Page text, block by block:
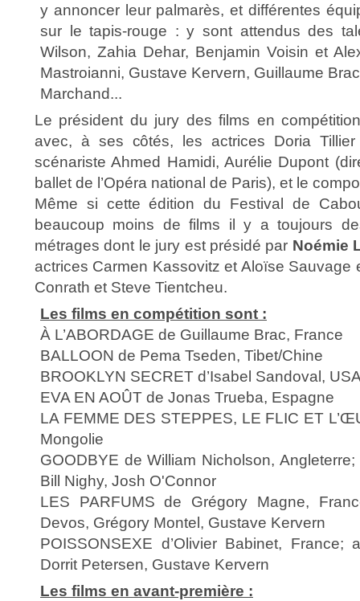
y annoncer leur palmarès, et différentes
sur le tapis-rouge : y sont attendus des
Wilson, Zahia Dehar, Benjamin Voisin et
Mastroianni, Gustave Kervern, Guillaume
Marchand...
Le président du jury des films en
avec, à ses côtés, les actrices Doria
scénariste Ahmed Hamidi, Aurélie Dupont
ballet de l’Opéra national de Paris), et le
Même si cette édition du Festival de
beaucoup moins de films il y a toujours
métrages dont le jury est présidé par Noémie
actrices Carmen Kassovitz et Aloïse Sauvage
Conrath et Steve Tientcheu.
Les films en compétition sont :
À L’ABORDAGE de Guillaume Brac, France
BALLOON de Pema Tseden, Tibet/Chine
BROOKLYN SECRET d’Isabel Sandoval,
EVA EN AOÛT de Jonas Trueba, Espagne
LA FEMME DES STEPPES, LE FLIC ET
Mongolie
GOODBYE de William Nicholson,
Bill Nighy, Josh O'Connor
LES PARFUMS de Grégory Magne,
Devos, Grégory Montel, Gustave Kervern
POISSONSEXE d’Olivier Babinet, France;
Dorrit Petersen, Gustave Kervern
Les films en avant-première :